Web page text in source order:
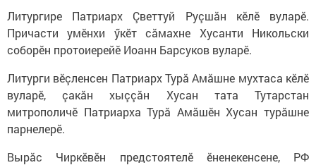
Литургире Патриарх Çветтуй Руçшăн кӗлӗ вуларӗ.
Причасти умӗнхи ӳкӗт сăмахне Хусанти Никольски
соборӗн протоиерейӗ Иоанн Барсуков вуларӗ.
Литурги вӗçленсен Патриарх Турă Амăшне мухтаса кӗлӗ
вуларӗ, çакăн хыççăн Хусан тата Тутарстан
митрополичӗ Патриарха Турă Амăшӗн Хусан турăшне
парнелерӗ.
Вырăс Чиркӗвӗн предстоятелӗ ӗненекенсене, РФ